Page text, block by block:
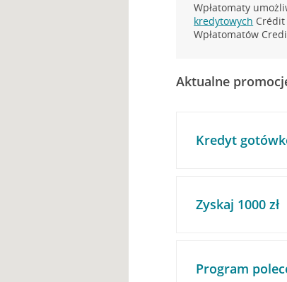
Wpłatomaty
kredytowych
Wpłatomatów
Aktualne
Kredyt
Zyskaj 1000 zł
Program